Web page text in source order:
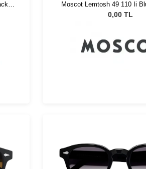
Moscot Lemtosh 49 110 Ii
Blue
0,00 TL